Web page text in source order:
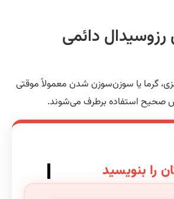
دائمی
یا سوزن‌سوزن شدن معمولاً موقتی
استفاده برطرف می‌شوند.
بنویسید